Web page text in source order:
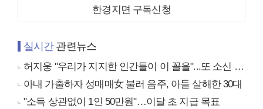
한경지면 구독신청
실시간관련뉴스
허지웅 "우리가 지지한 인간들이 이 꼴을"...또 소신 발언
아내 가출하자 성매매女 불러 음주, 아들 살해한 30대
"소득 상관없이 1인 50만원"…이달 초 지급 목표